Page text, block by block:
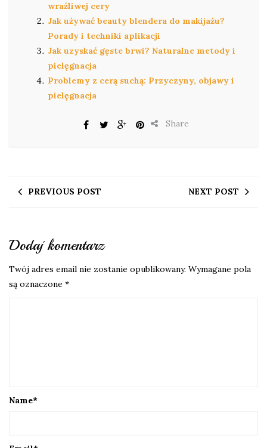
wrażliwej cery
Jak używać beauty blendera do makijażu?
Porady i techniki aplikacji
Jak uzyskać gęste brwi? Naturalne metody i
pielęgnacja
Problemy z cerą suchą: Przyczyny, objawy i
pielęgnacja
Share
PREVIOUS POST NEXT POST
Dodaj komentarz
Twój adres email nie zostanie opublikowany. Wymagane pola
są oznaczone *
Name*